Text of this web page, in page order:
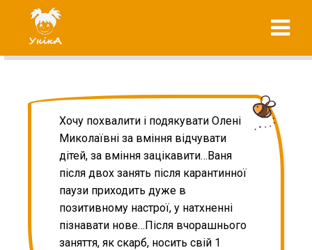
content
"УнікА"
підготовка до
школи вашої
дитини
Хочу похвалити і подякувати Олені
Миколаївні за вміння відчувати
дітей, за вміння зацікавити…Ваня
після двох занять після карантинної
паузи приходить дуже в
позитивному настрої, у натхненні
пізнавати нове…Після вчорашнього
заняття, як скарб, носить свій 1